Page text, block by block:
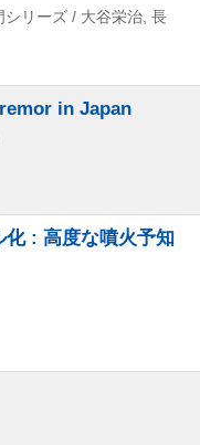
リーズ / 大谷栄治, 長
in Japan
化 : 高度な噴火予知